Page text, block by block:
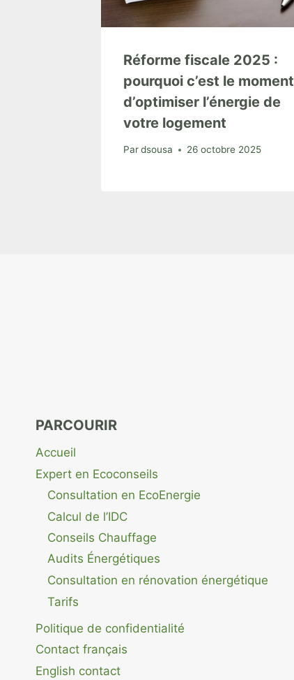
Réforme fiscale 2025 :
pourquoi c’est le moment
d’optimiser l’énergie de
votre logement
Pardsousa 26 octobre 2025
PARCOURIR
Accueil
Expert en Ecoconseils
Consultation en EcoEnergie
Calcul de l’IDC
Conseils Chauffage
Audits Énergétiques
Consultation en rénovation énergétique
Tarifs
Politique de confidentialité
Contact français
English contact